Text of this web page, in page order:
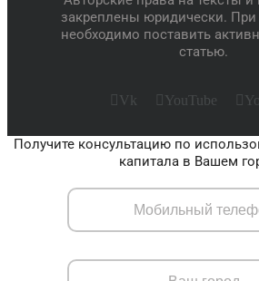
закреплены юридически.
необходимо поставить
статью.
Vk YouTube
Получите консультацию по
капитала в Вашем